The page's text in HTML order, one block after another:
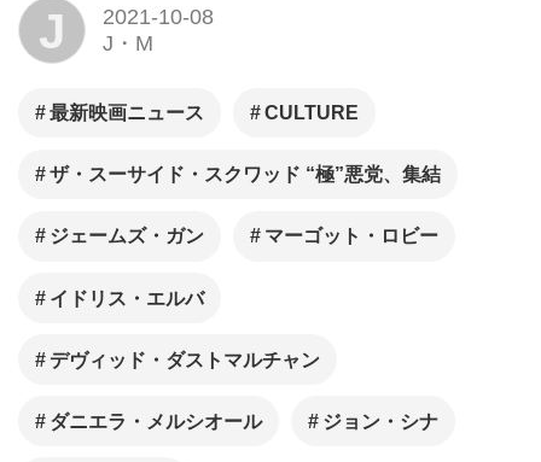
J
2021-10-08
J・M
最新映画ニュース CULTURE
ザ・スーサイド・スクワッド “極”悪党、集結
ジェームズ・ガン マーゴット・ロビー
イドリス・エルバ
デヴィッド・ダストマルチャン
ダニエラ・メルシオール ジョン・シナ